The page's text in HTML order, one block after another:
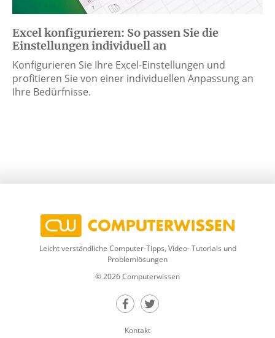
Excel konfigurieren: So passen Sie die
Einstellungen individuell an
Konfigurieren Sie Ihre Excel-Einstellungen und
profitieren Sie von einer individuellen Anpassung an
Ihre Bedürfnisse.
Leicht verständliche Computer-Tipps, Video- Tutorials und
Problemlösungen
© 2026 Computerwissen
Teilen auf Facebook
Teilen auf Twitter
Kontakt